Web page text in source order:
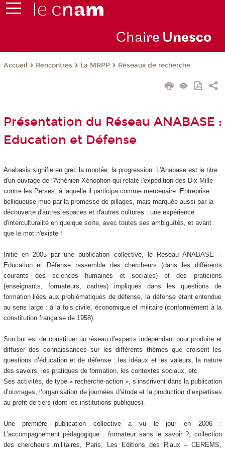
Chaire Unesco
Accueil Rencontres La MRPP Réseaux de recherche
Présentation du Réseau ANABASE :
Education et Défense
Anabasis signifie en grec la montée, la progression. L'Anabase est le titre
d'un ouvrage de l'Athénien Xénophon qui relate l'expédition des Dix Mille
contre les Perses, à laquelle il participa comme mercenaire. Entreprise
belliqueuse mue par la promesse de pillages, mais marquée aussi par la
découverte d'autres espaces et d'autres cultures : une expérience
d'interculturalité en quelque sorte, avec toutes ses ambiguïtés, et avant
que le mot n'existe !
Initié en 2005 par une publication collective, le Réseau ANABASE –
Education et Défense rassemble des chercheurs (dans les différents
courants des sciences humaines et sociales) et des praticiens
(enseignants, formateurs, cadres) impliqués dans les questions de
formation liées aux problématiques de défense, la défense étant entendue
au sens large : à la fois civile, économique et militaire (conformément à la
constitution française de 1958).
Son but est de constituer un réseau d’experts indépendant pour produire et
diffuser des connaissances sur les différents thèmes que croisent les
questions d’éducation et de défense : les idéaux et les valeurs, la nature
des savoirs, les pratiques de formation, les contextes sociaux, etc.
Ses activités, de type « recherche-action », s’inscrivent dans la publication
d’ouvrages, l’organisation de journées d’étude et la production d’expertises
au profit de tiers (dont les institutions publiques).
Une première publication collective a vu le jour en 2006 :
L’accompagnement pédagogique : formateur sans le savoir ?, collection
des chercheurs militaires, Paris, Les Editions des Riaux – CEREMS,